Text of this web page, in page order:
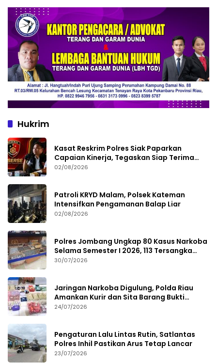
Hukrim
Kasat Reskrim Polres Siak Paparkan
Capaian Kinerja, Tegaskan Siap Terima
Kritik dan Evaluasi
02/08/2026
Patroli KRYD Malam, Polsek Kateman
Intensifkan Pengamanan Balap Liar
02/08/2026
Polres Jombang Ungkap 80 Kasus Narkoba
Selama Semester I 2026, 113 Tersangka
Diamankan
30/07/2026
Jaringan Narkoba Digulung, Polda Riau
Amankan Kurir dan Sita Barang Bukti
Bernilai Fantastis
24/07/2026
Pengaturan Lalu Lintas Rutin, Satlantas
Polres Inhil Pastikan Arus Tetap Lancar
23/07/2026